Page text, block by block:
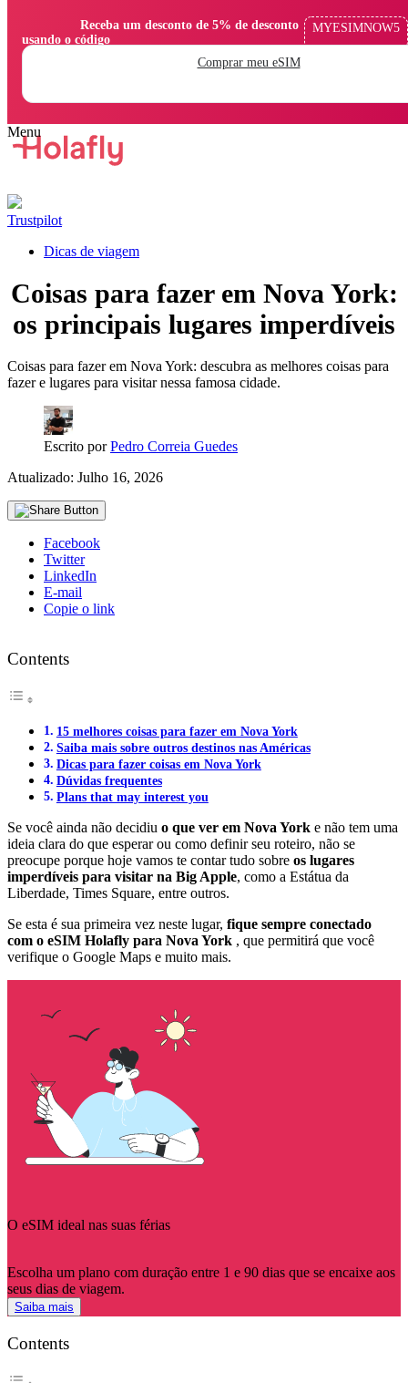
usando o código
MYESIMNOW5
Comprar meu eSIM
Trustpilot
Dicas de viagem
Coisas para fazer em Nova York:
os principais lugares imperdíveis
Coisas para fazer em Nova York: descubra as melhores coisas para
fazer e lugares para visitar nessa famosa cidade.
Escrito porPedro Correia Guedes
Atualizado: Julho 16, 2026
Facebook
Twitter
LinkedIn
E-mail
Copie o link
Contents
15 melhores coisas para fazer em Nova York
Saiba mais sobre outros destinos nas Américas
Dicas para fazer coisas em Nova York
Dúvidas frequentes
Plans that may interest you
Se você ainda não decidiu o que ver em Nova York e não tem uma
ideia clara do que esperar ou como definir seu roteiro, não se
preocupe porque hoje vamos te contar tudo sobre os lugares
imperdíveis para visitar na Big Apple, como a Estátua da
Liberdade, Times Square, entre outros.
Se esta é sua primeira vez neste lugar, fique sempre conectado
com o eSIM Holafly para Nova York , que permitirá que você
verifique o Google Maps e muito mais.
O eSIM ideal nas suas férias
Escolha um plano com duração entre 1 e 90 dias que se encaixe aos
seus dias de viagem.
Saiba mais
Contents